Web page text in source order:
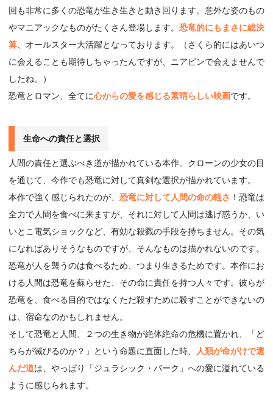
回も非常に多くの恐竜が生き生きと動き回ります。意外な姿のもの
やマニアックなものがたくさん登場します。 恐竜的にもまさに総決
算 、オールスター大活躍となっております。（さくら的にはあいつ
に会えることも期待しちゃったんですが、ニアピンで会えませんで
したね。）
恐竜とロマン、全てに心からの愛を感じる素晴らしい映画です。
生命への責任と選択
人間の責任と選ぶべき道が描かれている本作。クローンの少女の目
を通じて、今作でも恐竜に対して真剣な選択が描かれています。
本作で強く感じられたのが、 恐竜に対して人間の命の軽さ ！恐竜は
全力で人間を食べに来ますが、それに対して人間は逃げ惑うか、い
いとこ電気ショックなど、有効な殺戮の手段を持ちません。その気
になればありそうなものですが、そんなものは描かれないのです。
恐竜が人を襲うのは食べるため、つまり生きるためです。本作にお
ける人間は恐竜を蘇らせた、その命に責任を持つ人々です。彼らが
恐竜を、食べる目的ではなくただ殺すために殺すことができないの
は、宿命なのかもしれません。
そして恐竜と人間、２つの生き物が絶体絶命の危機に置かれ、「ど
ちらが滅びるのか？」という命題に直面した時、
人類が命がけで選
んだ道は、やっぱり「ジュラシック・パーク」への愛に溢れている
ように感じられます。